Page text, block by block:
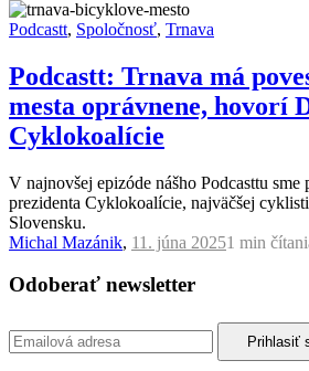
Podcastt, Spoločnosť, Trnava
Podcastt: Trnava má
mesta oprávnene, hovorí
Cyklokoalície
V najnovšej epizóde nášho Podcasttu
prezidenta Cyklokoalície, najväčšej
Slovensku.
Michal Mazánik, 11. júna 20251 min
Odoberať newsletter